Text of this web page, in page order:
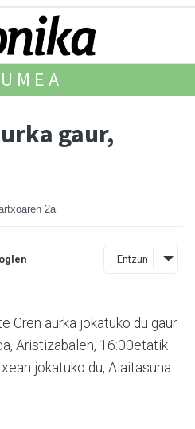
gaur,
2a
Entzun
Cren aurka jokatuko du gaur.
Aristizabalen, 16:00etatik
jokatuko du, Alaitasuna